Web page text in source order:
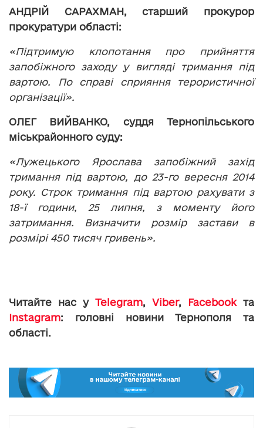
АНДРІЙ САРАХМАН, старший прокурор
прокуратури області:
«Підтримую клопотання про прийняття
запобіжного заходу у вигляді тримання під
вартою. По справі сприяння терористичної
організації».
ОЛЕГ ВИЙВАНКО, суддя Тернопільського
міськрайонного суду:
«Лужецького Ярослава запобіжний захід
тримання під вартою, до 23-го вересня 2014
року. Строк тримання під вартою рахувати з
18-ї години, 25 липня, з моменту його
затримання. Визначити розмір застави в
розмірі 450 тисяч гривень».
Читайте нас у Telegram, Viber, Facebookта
Instagram: головні новини Тернополя та
області.